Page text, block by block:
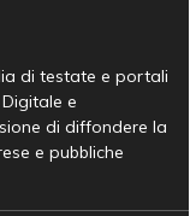
di testate e portali
e
di diffondere la
e pubbliche